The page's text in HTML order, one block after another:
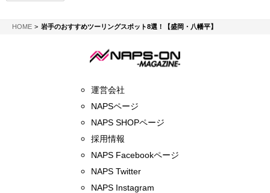
HOMENAPS-ON マガジン
岩手のおすすめツーリングスポット8選！【盛岡・八幡平】
運営会社
NAPSページ
NAPS SHOPページ
採用情報
NAPS Facebookページ
NAPS Twitter
NAPS Instagram